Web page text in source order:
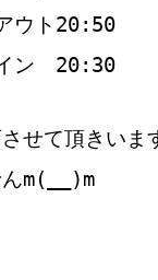
ウト20:50
ン 20:30
せて頂きいま
m(__)m